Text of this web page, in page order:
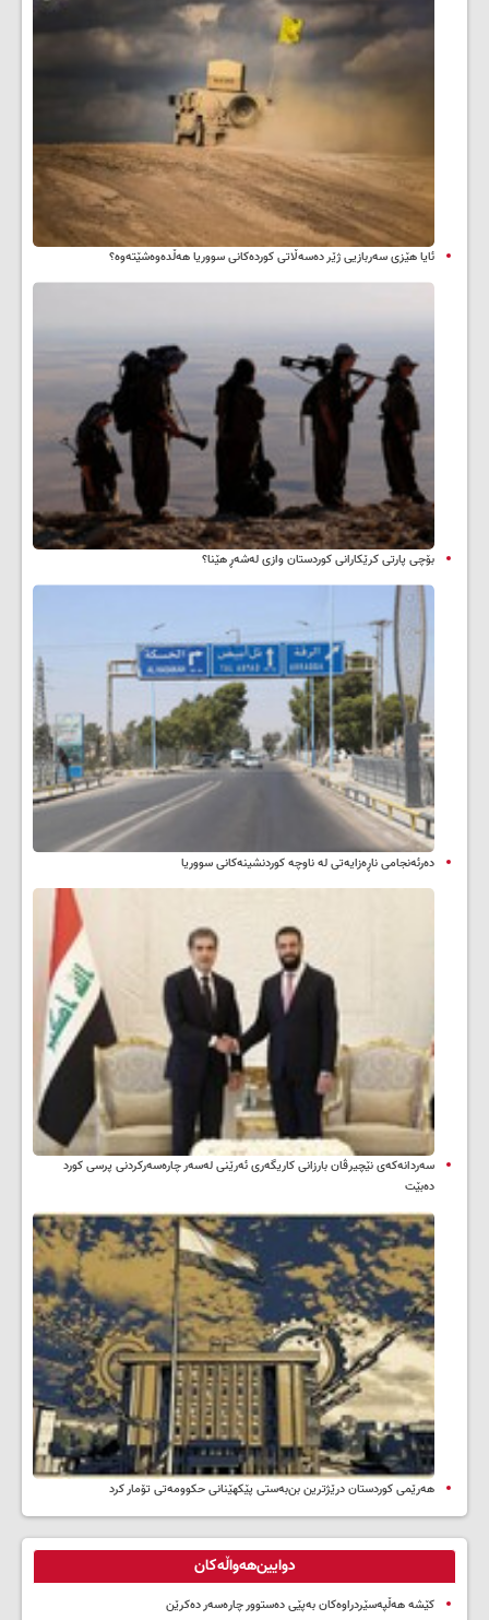
ئایا هێزی سەربازیی ژێر دەسەڵاتی کوردەکانی سووریا هەڵدەوەشێتەوە؟
بۆچی پارتی کرێکارانی کوردستان وازی لەشەڕ هێنا؟
دەرئەنجامی ناڕەزایەتی لە ناوچە کوردنشینەکانی سووریا
سه‌ردانه‌کەی نێچیرڤان بارزانی كاریگه‌ری ئه‌رێنی له‌سه‌ر چاره‌سه‌ركردنی پرسی كورد
ده‌بێت
هەرێمی کوردستان درێژترین بن‌بەستی پێکهێنانی حکوومەتی تۆمار کرد
دوایین‌هەواڵەکان
کێشە هەڵپەسێردراوەکان بەپێی دەستوور چارەسەر دەکرێن